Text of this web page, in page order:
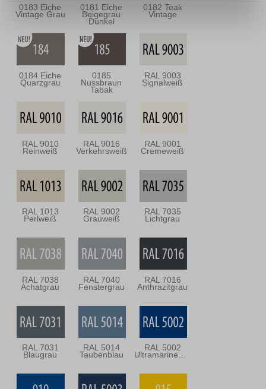
0183 Eiche
Vintage Grau
0181 Eiche
Beigegrau
Dunkel
0182 Teak
Vintage
0184 Eiche
Quarzgrau
0185
Nussbraun
Tabak
RAL 9003
Signalweiß
RAL 9010
Reinweiß
RAL 9016
Verkehrsweiß
RAL 9001
Cremeweiß
RAL 1013
Perlweiß
RAL 9002
Grauweiß
RAL 7035
Lichtgrau
RAL 7038
Achatgrau
RAL 7040
Fenstergrau
RAL 7016
Anthrazitgrau
RAL 7031
Blaugrau
RAL 5014
Taubenblau
RAL 5002
Ultramarineblau